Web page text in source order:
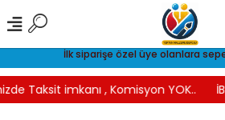
İlk siparişe özel üye olanlara
Taksit imkanı , Komisyon YOK..